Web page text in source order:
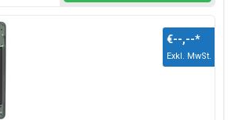
€--,--*
Exkl. MwSt.